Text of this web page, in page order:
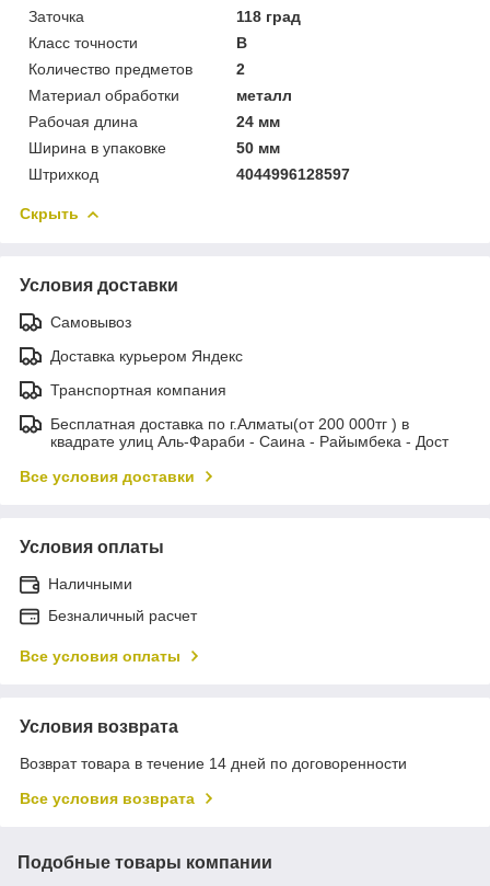
Заточка
118 град
Класс точности
B
Количество предметов
2
Материал обработки
металл
Рабочая длина
24 мм
Ширина в упаковке
50 мм
Штрихкод
4044996128597
Скрыть
Условия доставки
Самовывоз
Доставка курьером Яндекс
Транспортная компания
Бесплатная доставка по г.Алматы(от 200 000тг ) в
квадрате улиц Аль-Фараби - Саина - Райымбека - Дост
Все условия доставки
Условия оплаты
Наличными
Безналичный расчет
Все условия оплаты
Условия возврата
Возврат товара в течение 14 дней по договоренности
Все условия возврата
Подобные товары компании